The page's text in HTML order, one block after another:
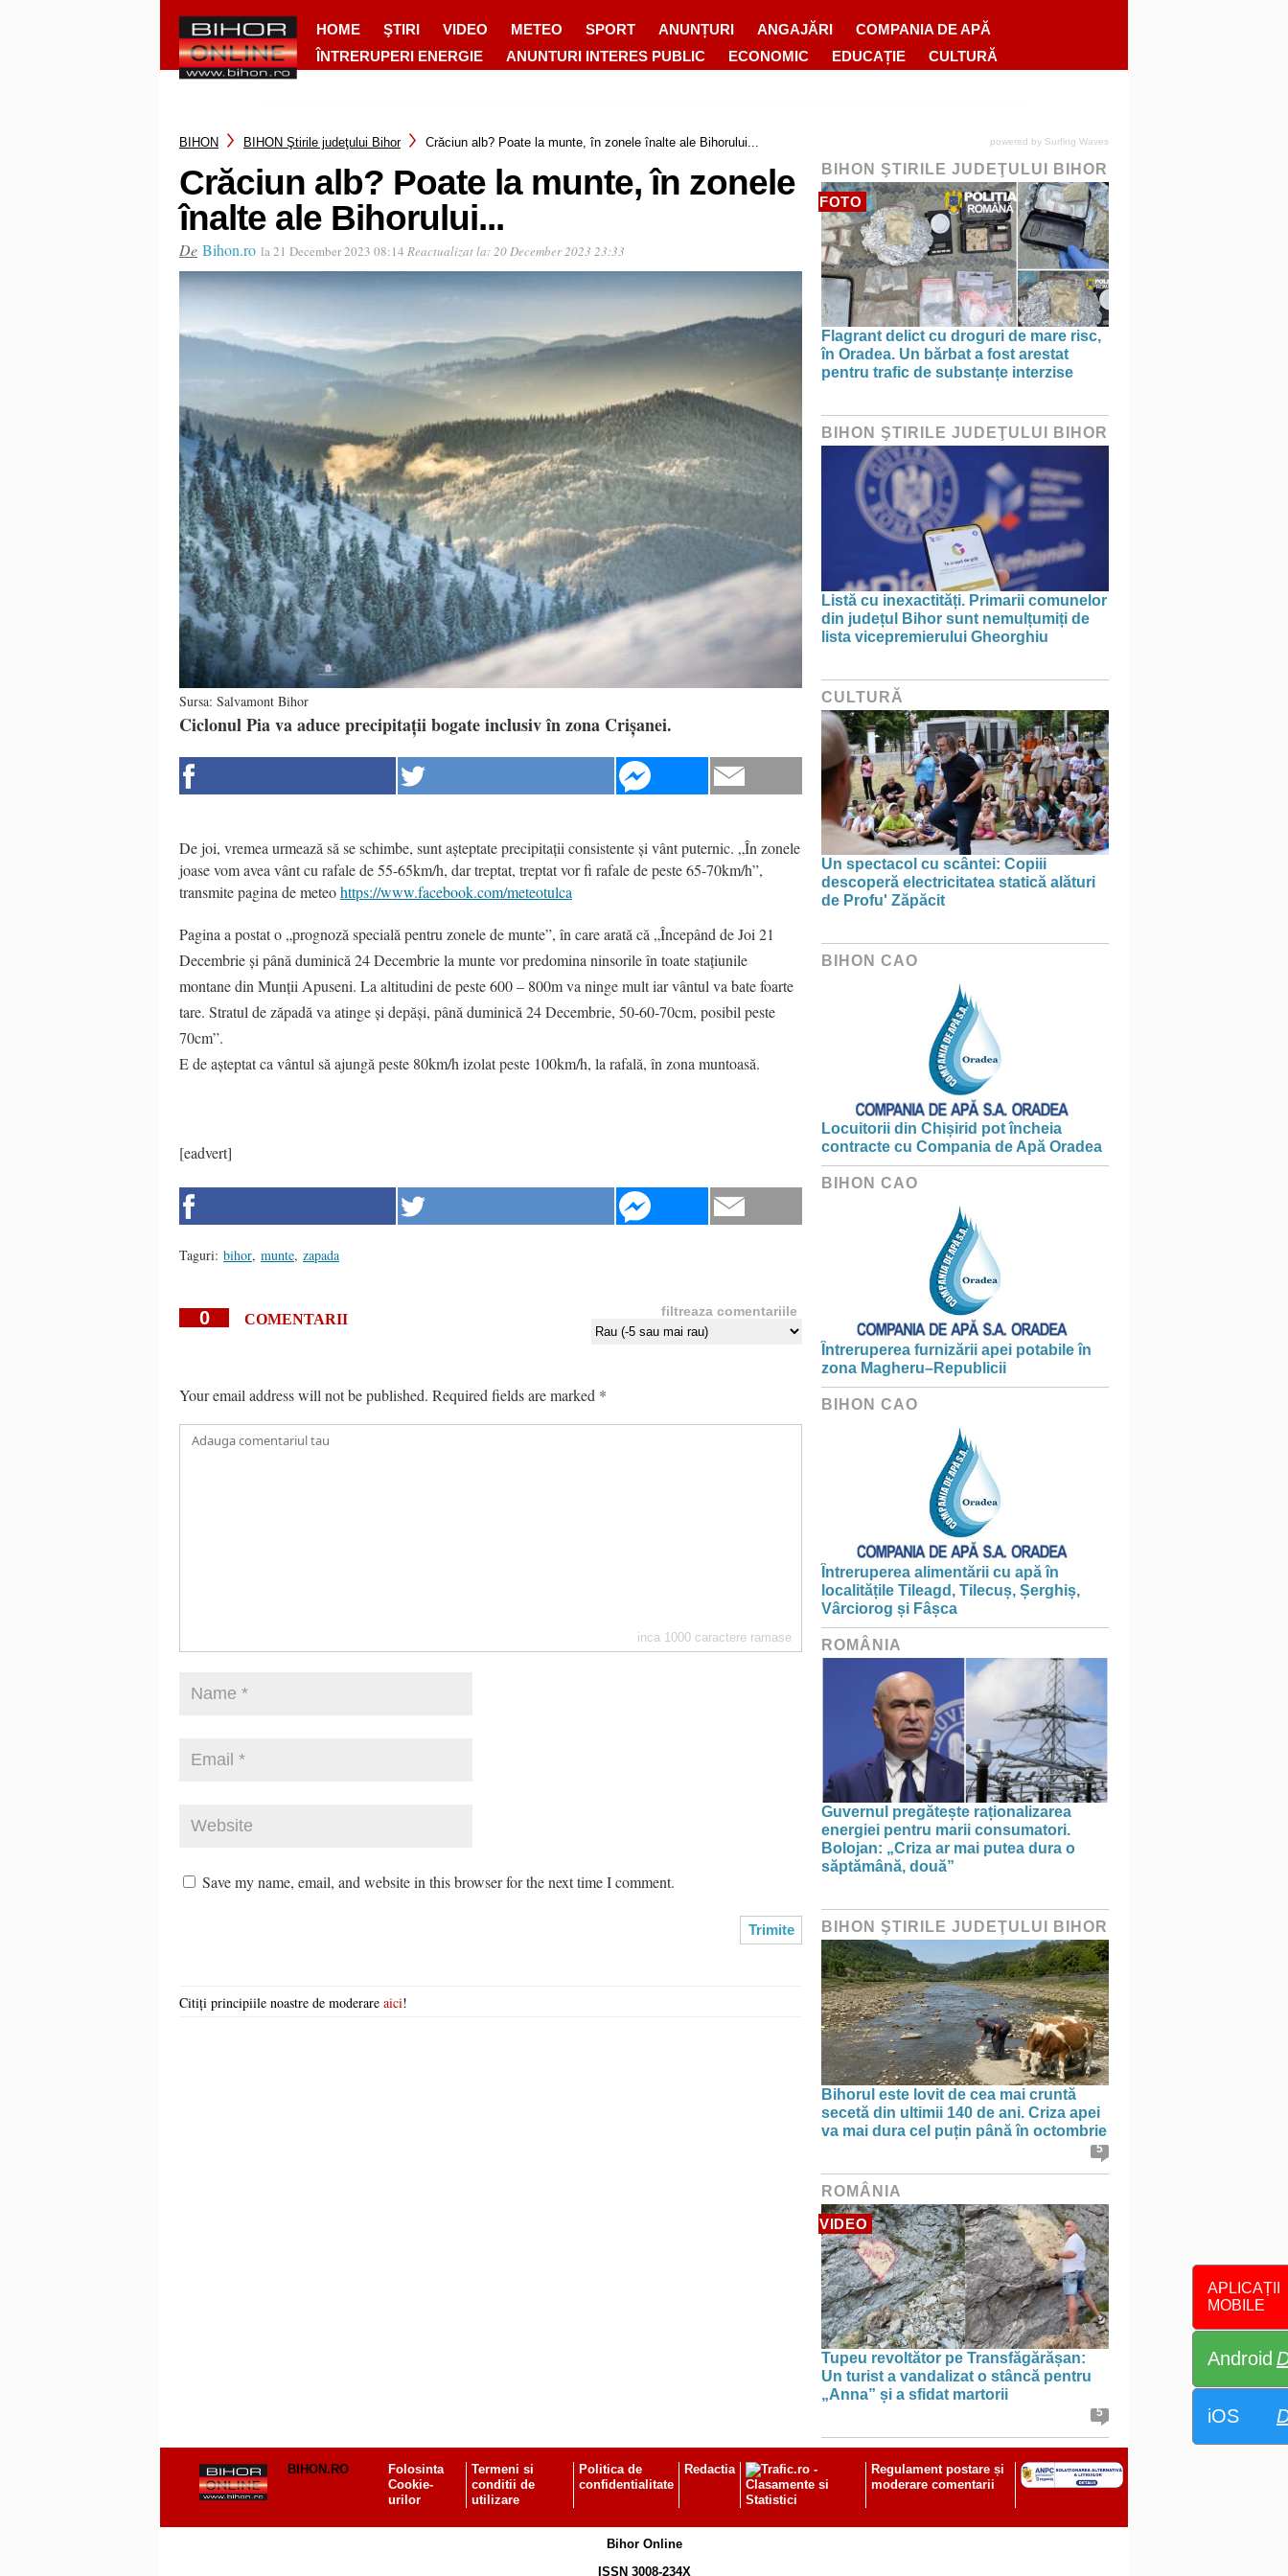
HOME ŞTIRI VIDEO METEO SPORT ANUNȚURI ANGAJĂRI
COMPANIA DE APĂ
ÎNTRERUPERI ENERGIE
ANUNTURI INTERES PUBLIC ECONOMIC EDUCAȚIE CULTURĂ
APLICAȚII
MOBILE
Android
iOS
BIHON BIHON Ştirile judeţului Bihor Crăciun alb? Poate la munte, în zonele înalte ale Bihorului...
Crăciun alb? Poate la munte, în zonele
înalte ale Bihorului...
De Bihon.ro la 21 December 2023 08:14 Reactualizat la:20 December 2023 23:33
Sursa: Salvamont Bihor
Ciclonul Pia va aduce precipitații bogate inclusiv în zona Crișanei.
De joi, vremea urmează să se schimbe, sunt așteptate precipitații consistente și vânt puternic. „În zonele
joase vom avea vânt cu rafale de 55-65km/h, dar treptat, treptat vor fi rafale de peste 65-70km/h”,
transmite pagina de meteohttps://www.facebook.com/meteotulca
Pagina a postat o „prognoză specială pentru zonele de munte”, în care arată că „Începând de Joi 21
Decembrie și până duminică 24 Decembrie la munte vor predomina ninsorile în toate stațiunile
montane din Munții Apuseni. La altitudini de peste 600 – 800m va ninge mult iar vântul va bate foarte
tare. Stratul de zăpadă va atinge și depăși, până duminică 24 Decembrie, 50-60-70cm, posibil peste
70cm”.
E de așteptat ca vântul să ajungă peste 80km/h izolat peste 100km/h, la rafală, în zona muntoasă.
[eadvert]
Taguri: bihor, munte, zapada
0 COMENTARII filtreaza comentariile
Your email address will not be published. Required fields are marked *
inca 1000 caractere ramase
Save my name, email, and website in this browser for the next time I comment.
Citiți principiile noastre de moderare aici!
powered by Surfing Waves
BIHON ŞTIRILE JUDEŢULUI BIHOR
FOTO
Flagrant delict cu droguri de mare risc,
în Oradea. Un bărbat a fost arestat
pentru trafic de substanțe interzise
BIHON ŞTIRILE JUDEŢULUI BIHOR
Listă cu inexactități. Primarii comunelor
din județul Bihor sunt nemulțumiți de
lista vicepremierului Gheorghiu
CULTURĂ
Un spectacol cu scântei: Copiii
descoperă electricitatea statică alături
de Profu' Zăpăcit
BIHON CAO
Locuitorii din Chișirid pot încheia
contracte cu Compania de Apă Oradea
BIHON CAO
Întreruperea furnizării apei potabile în
zona Magheru–Republicii
BIHON CAO
Întreruperea alimentării cu apă în
localitățile Tileagd, Tilecuș, Șerghiș,
Vârciorog și Fâșca
ROMÂNIA
Guvernul pregătește raționalizarea
energiei pentru marii consumatori.
Bolojan: „Criza ar mai putea dura o
săptămână, două”
BIHON ŞTIRILE JUDEŢULUI BIHOR
Bihorul este lovit de cea mai cruntă
secetă din ultimii 140 de ani. Criza apei
va mai dura cel puțin până în octombrie
5
ROMÂNIA
VIDEO
Tupeu revoltător pe Transfăgărășan:
Un turist a vandalizat o stâncă pentru
„Anna” și a sfidat martorii
5
BIHON.RO
Folosinta
Cookie-
urilor
Termeni si
conditii de
utilizare
Politica de
confidentialitate
Redactia
Regulament postare și
moderare comentarii
Bihor Online
ISSN 3008-234X